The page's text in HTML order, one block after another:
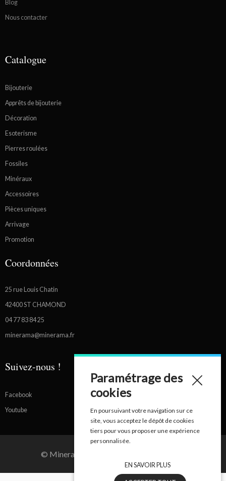
Blog
Nous contacter
Catalogue
Bijouterie
Apprêts de bijouterie
Décoration
Esoterisme
Pierres roulées
Fossiles
Minéraux
Accessoires
Pièces uniques
Arrivage
Promotion
Coordonnées
25 rue Louis Chatin
42400 ST CHAMOND
04 77 83 84 25
minerama@minerama.fr
Suivez-nous !
Facebook
Youtube
© Minerama - Tous droits réservés - 2026
Paramétrage des
cookies
En poursuivant votre navigation sur ce
site, vous acceptez le dépôt de cookies
tiers pour vous proposer une expérience
personnalisée.
EN SAVOIR PLUS